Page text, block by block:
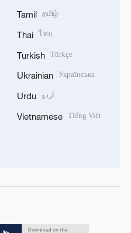
Tamil தமிழ்
Thai ไทย
Turkish Türkçe
Ukrainian Українська
Urdu اردو
Vietnamese Tiếng Việt